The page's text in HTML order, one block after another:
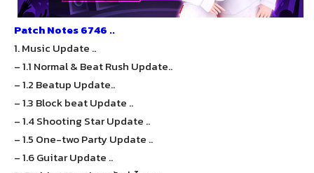
Patch Notes 6746 ..
1. Music Update ..
– 1.1 Normal & Beat Rush Update..
– 1.2 Beatup Update..
– 1.3 Block beat Update ..
– 1.4 Shooting Star Update ..
– 1.5 One-two Party Update ..
– 1.6 Guitar Update ..